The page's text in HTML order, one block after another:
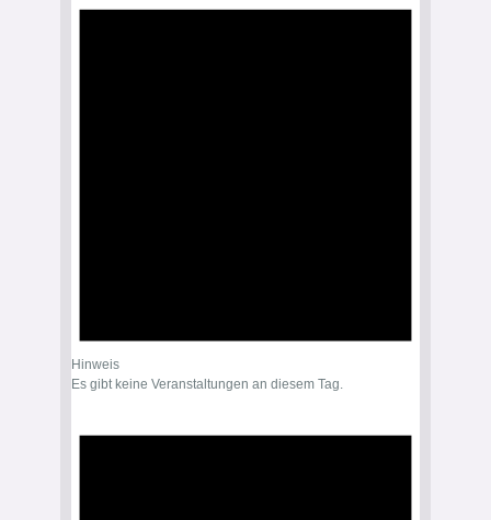
Hinweis
Es gibt keine Veranstaltungen an diesem Tag.